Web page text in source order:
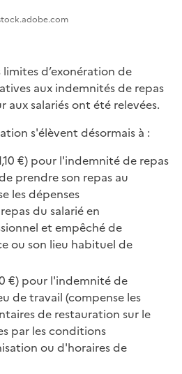
d’exonération de
aux indemnités de repas
aux salariés ont été relevées.
s'élèvent désormais à :
€) pour l'indemnité de repas
prendre son repas au
les dépenses
du salarié en
et empêché de
ou son lieu habituel de
€) pour l'indemnité de
de travail (compense les
de restauration sur le
par les conditions
ou d'horaires de